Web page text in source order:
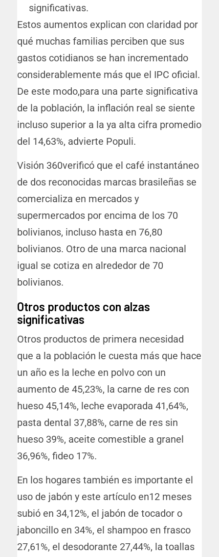
significativas.
Estos aumentos explican con claridad por
qué muchas familias perciben que sus
gastos cotidianos se han incrementado
considerablemente más que el IPC oficial.
De este modo,para una parte significativa
de la población, la inflación real se siente
incluso superior a la ya alta cifra promedio
del 14,63%, advierte Populi.
Visión 360verificó que el café instantáneo
de dos reconocidas marcas brasileñas se
comercializa en mercados y
supermercados por encima de los 70
bolivianos, incluso hasta en 76,80
bolivianos. Otro de una marca nacional
igual se cotiza en alrededor de 70
bolivianos.
Otros productos con alzas
significativas
Otros productos de primera necesidad
que a la población le cuesta más que hace
un año es la leche en polvo con un
aumento de 45,23%, la carne de res con
hueso 45,14%, leche evaporada 41,64%,
pasta dental 37,88%, carne de res sin
hueso 39%, aceite comestible a granel
36,96%, fideo 17%.
En los hogares también es importante el
uso de jabón y este artículo en12 meses
subió en 34,12%, el jabón de tocador o
jaboncillo en 34%, el shampoo en frasco
27,61%, el desodorante 27,44%, la toallas